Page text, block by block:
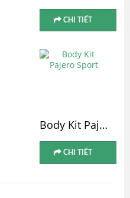
CHI TIẾT
Body Kit Pajero Sport
CHI TIẾT